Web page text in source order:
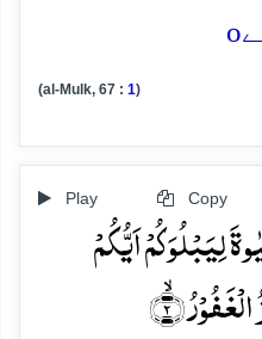
o
(al-Mulk, 67 : 1)
Play Copy
لِیَبۡلُوَکُمۡ اَیُّکُمۡ
ۙ﴿۲﴾